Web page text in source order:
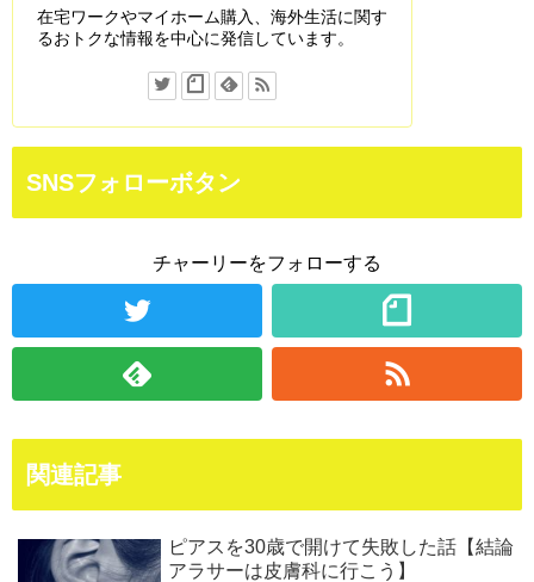
在宅ワークやマイホーム購入、海外生活に関す
るおトクな情報を中心に発信しています。
SNSフォローボタン
チャーリーをフォローする
関連記事
ピアスを30歳で開けて失敗した話【結論
アラサーは皮膚科に行こう】